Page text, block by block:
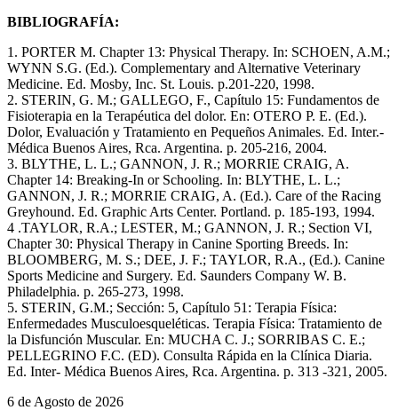
BIBLIOGRAFÍA:
1. PORTER M. Chapter 13: Physical Therapy. In: SCHOEN, A.M.;
WYNN S.G. (Ed.). Complementary and Alternative Veterinary
Medicine. Ed. Mosby, Inc. St. Louis. p.201-220, 1998.
2. STERIN, G. M.; GALLEGO, F., Capítulo 15: Fundamentos de
Fisioterapia en la Terapéutica del dolor. En: OTERO P. E. (Ed.).
Dolor, Evaluación y Tratamiento en Pequeños Animales. Ed. Inter.-
Médica Buenos Aires, Rca. Argentina. p. 205-216, 2004.
3. BLYTHE, L. L.; GANNON, J. R.; MORRIE CRAIG, A.
Chapter 14: Breaking-In or Schooling. In: BLYTHE, L. L.;
GANNON, J. R.; MORRIE CRAIG, A. (Ed.). Care of the Racing
Greyhound. Ed. Graphic Arts Center. Portland. p. 185-193, 1994.
4 .TAYLOR, R.A.; LESTER, M.; GANNON, J. R.; Section VI,
Chapter 30: Physical Therapy in Canine Sporting Breeds. In:
BLOOMBERG, M. S.; DEE, J. F.; TAYLOR, R.A., (Ed.). Canine
Sports Medicine and Surgery. Ed. Saunders Company W. B.
Philadelphia. p. 265-273, 1998.
5. STERIN, G.M.; Sección: 5, Capítulo 51: Terapia Física:
Enfermedades Musculoesqueléticas. Terapia Física: Tratamiento de
la Disfunción Muscular. En: MUCHA C. J.; SORRIBAS C. E.;
PELLEGRINO F.C. (ED). Consulta Rápida en la Clínica Diaria.
Ed. Inter- Médica Buenos Aires, Rca. Argentina. p. 313 -321, 2005.
6 de Agosto de 2026